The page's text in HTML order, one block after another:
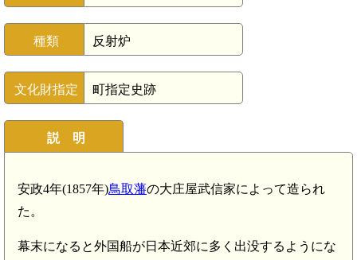
種類 反射炉
文化財指定 町指定史跡
説 明
安政4年(1857年)鳥取藩の大庄屋武信家によって造られ
た。
幕末になると外国船が日本近郊に多く出没するようにな